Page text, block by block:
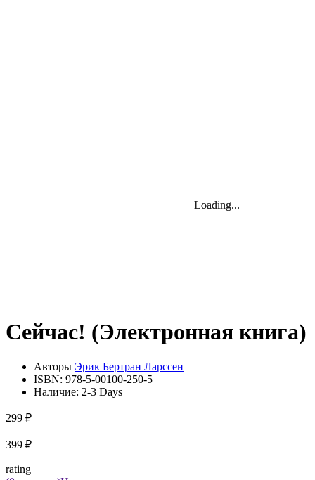
Loading...
Loading...
Loading...
Сейчас! (Электронная книга)
Авторы Эрик Бертран Ларссен
ISBN: 978-5-00100-250-5
Наличие: 2-3 Days
299 ₽
399 ₽
rating